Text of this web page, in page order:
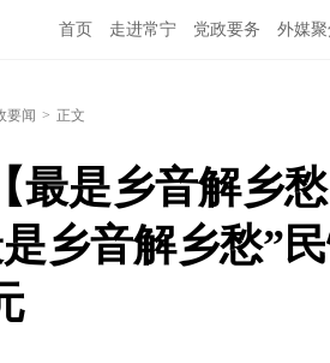
首页 走进常宁 党政要务 外媒
要闻 > 正文
最是乡音解乡
乡音解乡愁”